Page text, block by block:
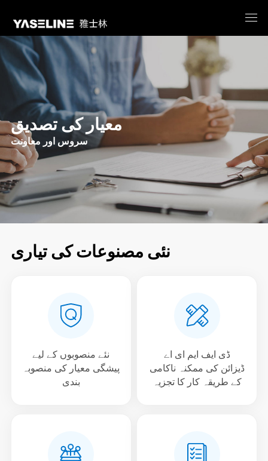
معیار کی تصدیق
سروس اور معاونت
نئی مصنوعات کی تیاری
نئے منصوبوں کے لیے
پیشگی معیار کی منصوبہ
بندی
ڈی ایف ایم ای اے
ڈیزائن کی ممکنہ ناکامی
کے طریقہ کار کا تجزیہ